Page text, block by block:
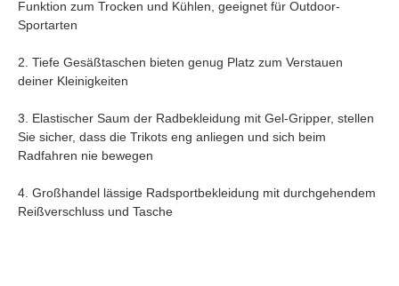
Funktion zum Trocken und Kühlen, geeignet für Outdoor-
Sportarten
2. Tiefe Gesäßtaschen bieten genug Platz zum Verstauen
deiner Kleinigkeiten
3. Elastischer Saum der Radbekleidung mit Gel-Gripper, stellen
Sie sicher, dass die Trikots eng anliegen und sich beim
Radfahren nie bewegen
4. Großhandel lässige Radsportbekleidung mit durchgehendem
Reißverschluss und Tasche